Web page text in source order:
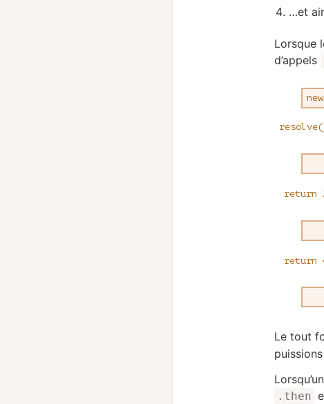
…et
Lorsque
d’appels
Le tout
.then